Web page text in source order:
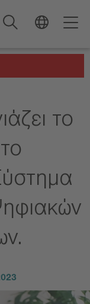
το